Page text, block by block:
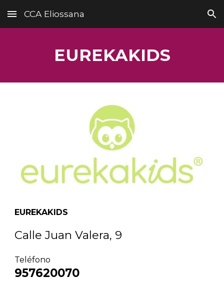
Skip to main content Skip to navigation
CCA Eliossana
EUREKAKIDS
EUREKAKIDS
Calle Juan Valera, 9
Teléfono
957620070